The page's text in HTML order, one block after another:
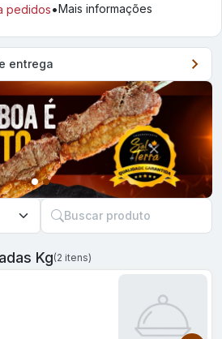
pedidos•Mais informações
entrega
Buscar produto
Kg(2 itens)